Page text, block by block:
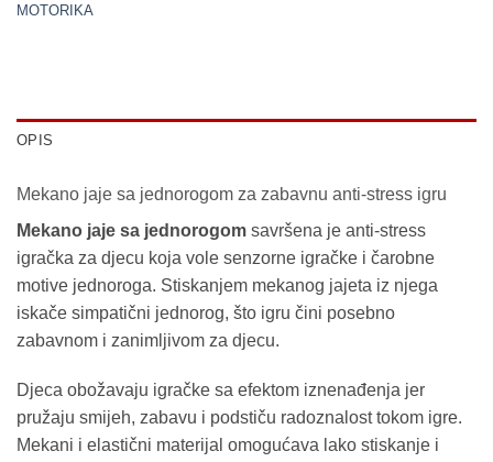
MOTORIKA
OPIS
Mekano jaje sa jednorogom za zabavnu anti-stress igru
Mekano jaje sa jednorogom savršena je anti-stress
igračka za djecu koja vole senzorne igračke i čarobne
motive jednoroga. Stiskanjem mekanog jajeta iz njega
iskače simpatični jednorog, što igru čini posebno
zabavnom i zanimljivom za djecu.
Djeca obožavaju igračke sa efektom iznenađenja jer
pružaju smijeh, zabavu i podstiču radoznalost tokom igre.
Mekani i elastični materijal omogućava lako stiskanje i